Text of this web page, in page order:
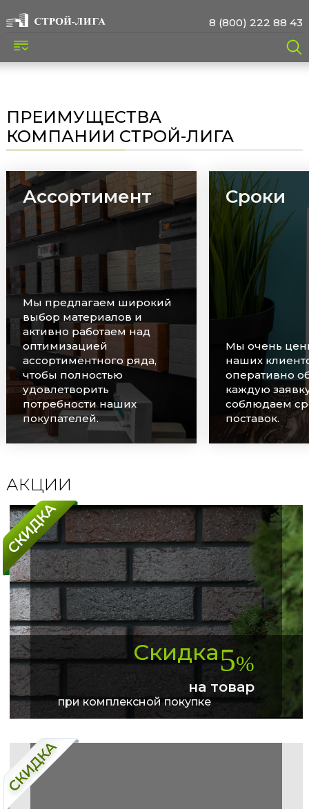
8 (800) 222 88 43
ПРЕИМУЩЕСТВА
КОМПАНИИ СТРОЙ-ЛИГА
Ассортимент
Мы предлагаем широкий
выбор материалов и
активно работаем над
оптимизацией
ассортиментного ряда,
чтобы полностью
удовлетворить
потребности наших
покупателей.
Сроки
Мы очень
наших
оперативно
каждую
соблюдаем
поставок.
АКЦИИ
Скидка5%
на товар
при комплексной покупке